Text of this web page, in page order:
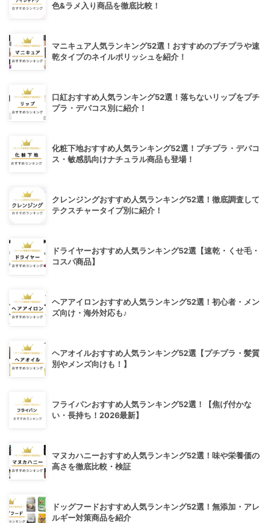
色&ラメ入り商品を徹底比較！
マニキュア人気ランキング52選！おすすめのプチプラや速
乾タイプのネイルポリッシュを紹介！
口紅おすすめ人気ランキング52選！落ちないリップをプチ
プラ・デパコス別に紹介！
化粧下地おすすめ人気ランキング52選！プチプラ・デパコ
ス・敏感肌向けナチュラル商品も登場！
クレンジングおすすめ人気ランキング52選！徹底調査して
テクスチャータイプ別に紹介！
ドライヤーおすすめ人気ランキング52選【速乾・くせ毛・
コスパ商品】
ヘアアイロンおすすめ人気ランキング52選！初心者・メン
ズ向け・海外対応も♪
ヘアオイルおすすめ人気ランキング52選【プチプラ・髪質
別やメンズ向けも！】
フライパンおすすめ人気ランキング52選！【焦げ付かな
い・長持ち！2026最新】
マヌカハニーおすすめ人気ランキング52選！味や栄養価の
高さを徹底比較・検証
ドッグフードおすすめ人気ランキング52選！無添加・アレ
ルギー対策商品を紹介